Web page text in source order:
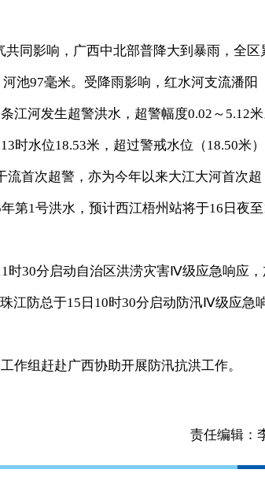
共同影响，广西中北部普降大到暴雨，全区
池97毫米。受降雨影响，红水河支流潘阳
江河发生超警洪水，超警幅度0.02～5.12
时水位18.53米，超过警戒水位（18.50米）
流首次超警，亦为今年以来大江大河首次超
第1号洪水，预计西江梧州站将于16日夜
30分启动自治区洪涝灾害Ⅳ级应急响应，
江防总于15日10时30分启动防汛Ⅳ级应急
组赶赴广西协助开展防汛抗洪工作。
责任编辑：